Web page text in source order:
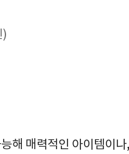
)
해 매력적인 아이템이